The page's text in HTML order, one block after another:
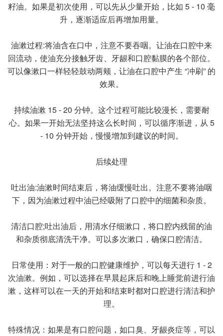
籽油。如果是初次使用，可以先从少量开始，比如 5 - 10 毫
升，逐渐适应后再增加用量。
油漱过程:将油含在口中，注意不要吞咽。让油在口腔中来
回流动，使油充分接触牙齿、牙龈和口腔黏膜的各个部位。
可以像漱口一样轻轻鼓动两颊，让油在口腔中产生 “冲刷” 的
效果。
持续油漱 15 - 20 分钟。这个过程可能比较漫长，需要耐
心。如果一开始无法坚持这么长时间，可以循序渐进，从 5
- 10 分钟开始，慢慢增加到建议的时间。
后续处理
吐出油:油漱时间结束后，将油缓慢吐出。注意不要将油咽
下，因为油漱过程中油已经吸附了口腔中的细菌和杂质。
清洁口腔;吐出油后，用清水仔细漱口，将口腔内残留的油
和杂质彻底清洗干净。可以多次漱口，确保口腔清洁。
日常使用：对于一般的口腔健康维护，可以每天进行 1 - 2
次油漱。例如，可以选择在早晨起床后和晚上睡觉前进行油
漱，这样可以在一天的开始和结束时都对口腔进行清洁和护
理。
特殊情况：如果是有口腔问题，如口臭、牙龈炎症等，可以